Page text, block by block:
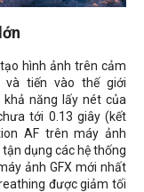
hình ảnh trên cảm
và tiến vào thế giới
năng lấy nét của
tới 0.13 giây (kết
AF trên máy ảnh
tận dụng các hệ thống
ảnh GFX mới nhất
được giảm tối